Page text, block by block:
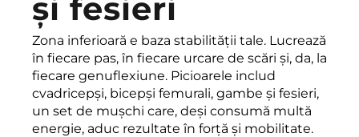
și fesieri
Zona inferioară e baza stabilității tale. Lucrează
în fiecare pas, în fiecare urcare de scări și, da, la
fiecare genuflexiune. Picioarele includ
cvadricepși, bicepși femurali, gambe și fesieri,
un set de mușchi care, deși consumă multă
energie, aduc rezultate în forță și mobilitate.